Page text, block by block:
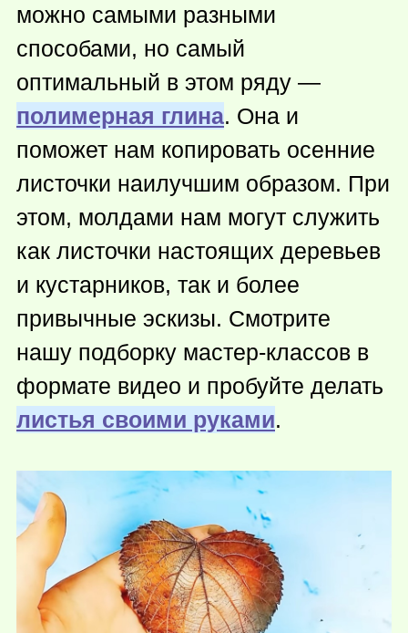
можно самыми разными
способами, но самый
оптимальный в этом ряду —
полимерная глина. Она и
поможет нам копировать осенние
листочки наилучшим образом. При
этом, молдами нам могут служить
как листочки настоящих деревьев
и кустарников, так и более
привычные эскизы. Смотрите
нашу подборку мастер-классов в
формате видео и пробуйте делать
листья своими руками.